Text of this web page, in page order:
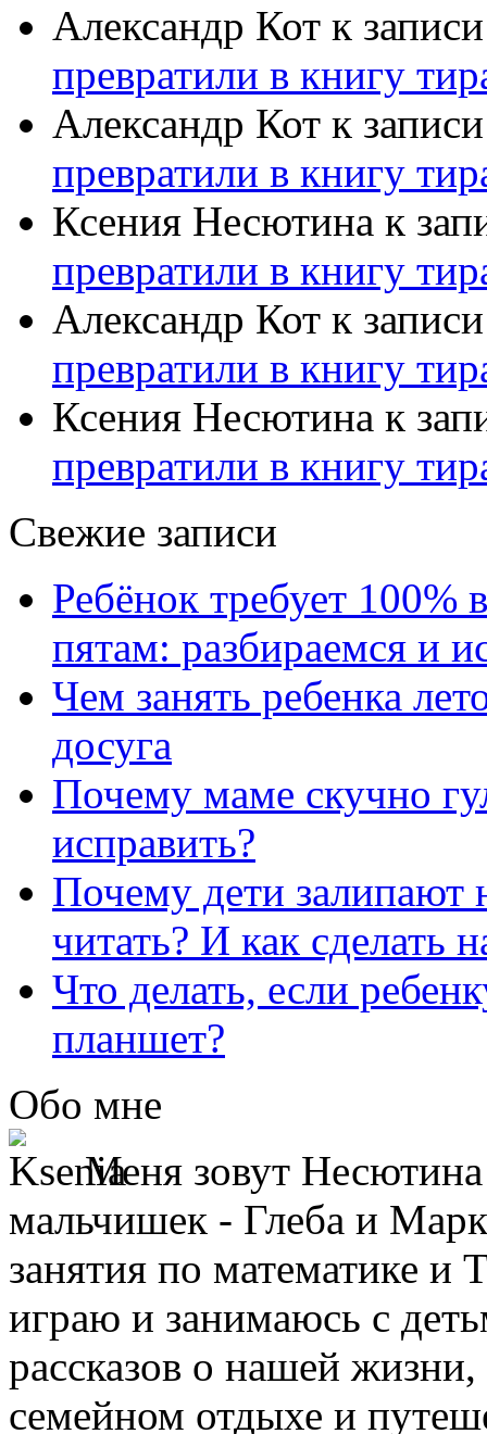
Александр Кот к
превратили в книгу
Александр Кот к
превратили в книгу
Ксения Несютина к
превратили в книгу
Александр Кот к
превратили в книгу
Ксения Несютина к
превратили в книгу
Свежие записи
Ребёнок требует 100%
пятам: разбираемся и
Чем занять ребенка
досуга
Почему маме скучно
исправить?
Почему дети залипают
читать? И как сделать
Что делать, если
планшет?
Обо мне
Меня зовут
мальчишек - Глеба и
занятия по математике
играю и занимаюсь с
рассказов о нашей
семейном отдыхе и